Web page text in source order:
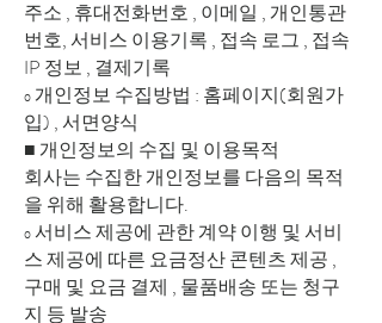
주소 , 휴대전화번호 , 이메일 , 개인통관
번호, 서비스 이용기록 , 접속 로그 , 접속
IP 정보 , 결제기록
ο 개인정보 수집방법 : 홈페이지(회원가
입) , 서면양식
■ 개인정보의 수집 및 이용목적
회사는 수집한 개인정보를 다음의 목적
을 위해 활용합니다.
ο 서비스 제공에 관한 계약 이행 및 서비
스 제공에 따른 요금정산 콘텐츠 제공 ,
구매 및 요금 결제 , 물품배송 또는 청구
지 등 발송